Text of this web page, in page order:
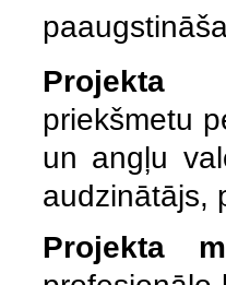
Projekta
priekšmetu
un angļu
audzinātājs,
Projekta